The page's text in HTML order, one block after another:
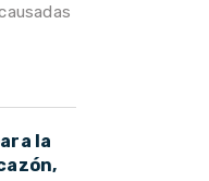
la